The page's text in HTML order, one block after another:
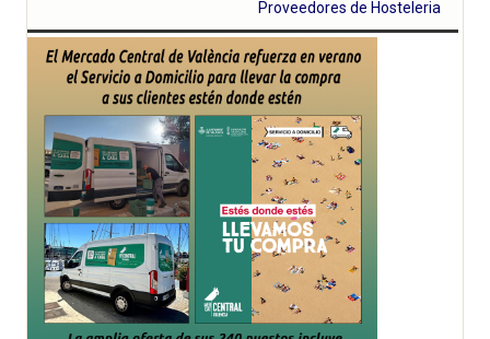
Proveedores de Hosteleria